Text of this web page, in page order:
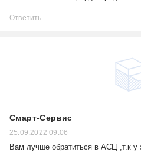
Ответить
Смарт-Сервис
25.09.2022 09:06
Вам лучше обратиться в АСЦ ,т.к у